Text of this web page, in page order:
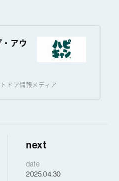
アウ
ドア情報メディア
next
date
2025.04.30